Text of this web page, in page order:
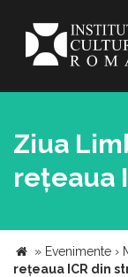
Ziua
rețeaua
» Evenimente ›
rețeaua ICR din